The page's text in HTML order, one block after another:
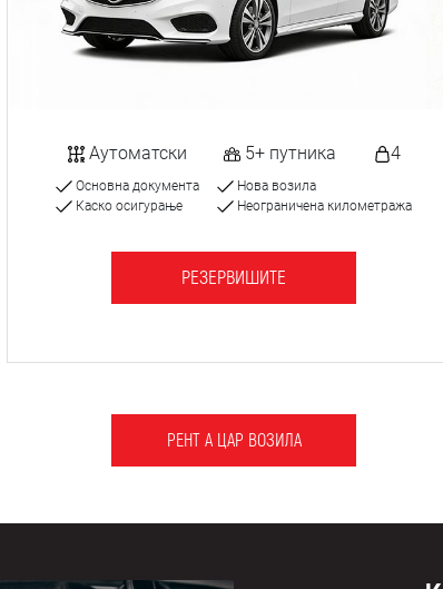
Аутоматски 5+ путника 4
Основна документа
Каско осигурање
Нова возила
Неограничена километража
РЕЗЕРВИШИТЕ
РЕНТ А ЦАР ВОЗИЛА